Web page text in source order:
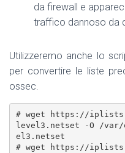
da firewall e
traffico dannoso da
Utilizzeremo anche lo
per convertire le liste
ossec.
# wget https://
level3.netset -O /
el3.netset
# wget https://